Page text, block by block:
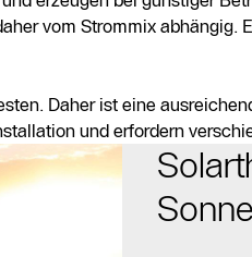
vom Strommix abhängig.
Daher ist eine
und erfordern